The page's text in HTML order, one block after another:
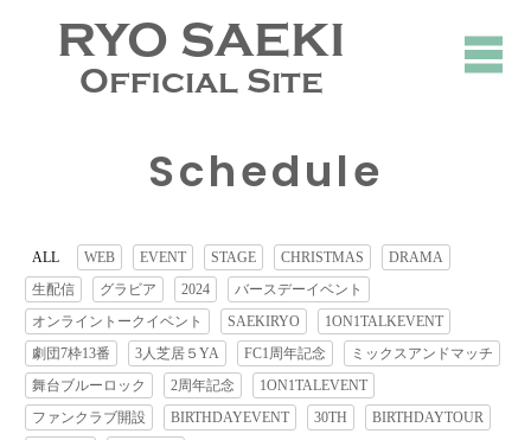
RYO SAEKI
Official Site
Schedule
ALL WEB EVENT STAGE CHRISTMAS
DRAMA
生配信
グラビア 2024
バースデーイベント
オンライントークイベント
SAEKIRYO
1ON1TALKEVENT
劇団7枠13番
3人芝居５YA FC1周年記念
ミックスアンドマッチ
舞台ブルーロック
2周年記念
1ON1TALEVENT
ファンクラブ開設
BIRTHDAYEVENT 30TH
BIRTHDAYTOUR